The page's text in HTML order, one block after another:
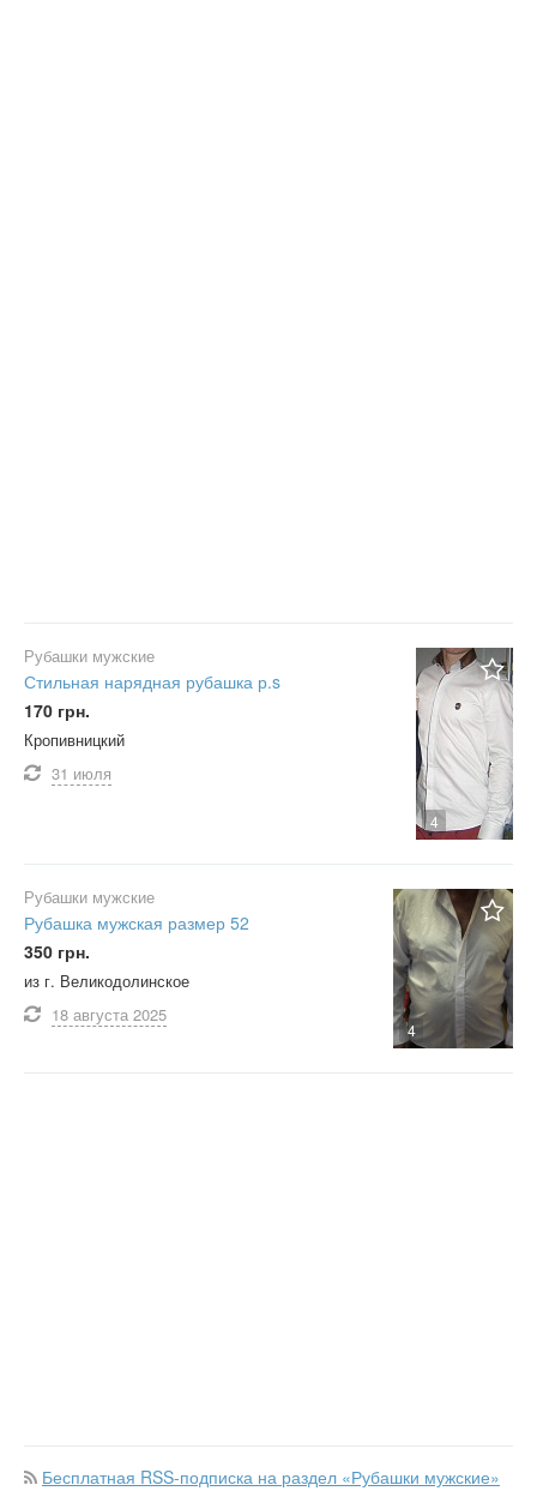
4
Рубашки мужские
Стильная нарядная рубашка р.s
170 грн.
Кропивницкий
31 июля
4
Рубашки мужские
Рубашка мужская размер 52
350 грн.
из г. Великодолинское
18 августа 2025
Бесплатная RSS-подписка на раздел «Рубашки мужские»